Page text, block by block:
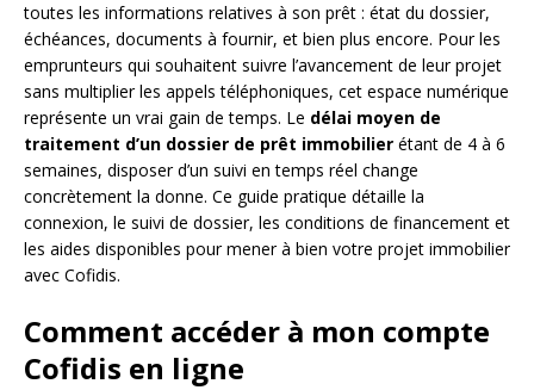
toutes les informations relatives à son prêt : état du dossier,
échéances, documents à fournir, et bien plus encore. Pour les
emprunteurs qui souhaitent suivre l’avancement de leur projet
sans multiplier les appels téléphoniques, cet espace numérique
représente un vrai gain de temps. Le délai moyen de
traitement d’un dossier de prêt immobilier étant de 4 à 6
semaines, disposer d’un suivi en temps réel change
concrètement la donne. Ce guide pratique détaille la
connexion, le suivi de dossier, les conditions de financement et
les aides disponibles pour mener à bien votre projet immobilier
avec Cofidis.
Comment accéder à mon compte
Cofidis en ligne